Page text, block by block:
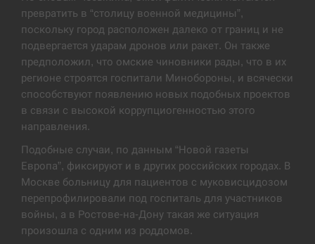
12:53
США обсуждают лицензии на Patriot для
Украины, несмотря на сомнения…
СЕРПЕНЬ
12:40
Латвія готова направити до 20 військових для
розблокування Ормузької протоки
СЕРПЕНЬ
12:23
Силы обороны поразили российскую
переправу, склады и другие важные объекты…
СЕРПЕНЬ
превратить в “столицу военной медицины”,
поскольку город расположен далеко от границ и не
подвергается ударам дронов или ракет. Он также
предположил, что омские чиновники рады, что в их
регионе строятся госпитали Минобороны, и всячески
способствуют появлению новых подобных проектов
в связи с высокой коррупциогенностью этого
направления.
Подобные случаи, по данным “Новой газеты
Европа”, фиксируют и в других российских городах. В
Москве больницу для пациентов с муковисцидозом
перепрофилировали под госпиталь для участников
войны, а в Ростове-на-Дону такая же ситуация
произошла с одним из роддомов.